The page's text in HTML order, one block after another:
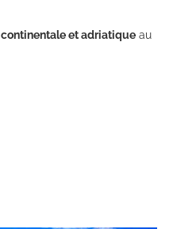
continentale et adriatique au